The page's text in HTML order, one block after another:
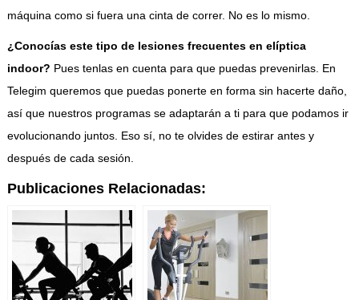
máquina como si fuera una cinta de correr. No es lo mismo.
¿Conocías este tipo de lesiones frecuentes en elíptica
indoor? Pues tenlas en cuenta para que puedas prevenirlas. En
Telegim queremos que puedas ponerte en forma sin hacerte daño,
así que nuestros programas se adaptarán a ti para que podamos ir
evolucionando juntos. Eso sí, no te olvides de estirar antes y
después de cada sesión.
Publicaciones Relacionadas: